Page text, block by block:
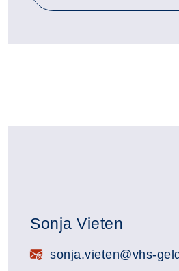
Sonja Vieten
E-Mail:sonja.vieten@vhs-